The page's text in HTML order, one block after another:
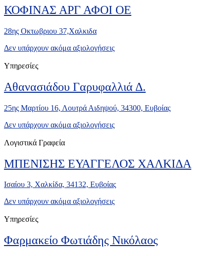
ΚΟΦΙΝΑΣ ΑΡΓ ΑΦΟΙ ΟΕ
28ης Οκτωβριου 37,Χαλκιδα
Δεν υπάρχουν ακόμα αξιολογήσεις
Υπηρεσίες
Αθανασιάδου Γαρυφαλλιά Δ.
25ης Μαρτίου 16, Λουτρά Αιδηψού, 34300, Ευβοίας
Δεν υπάρχουν ακόμα αξιολογήσεις
Λογιστικά Γραφεία
ΜΠΕΝΙΣΗΣ ΕΥΑΓΓΕΛΟΣ ΧΑΛΚΙΔΑ
Ισαίου 3, Χαλκίδα, 34132, Ευβοίας
Δεν υπάρχουν ακόμα αξιολογήσεις
Υπηρεσίες
Φαρμακείο Φωτιάδης Νικόλαος